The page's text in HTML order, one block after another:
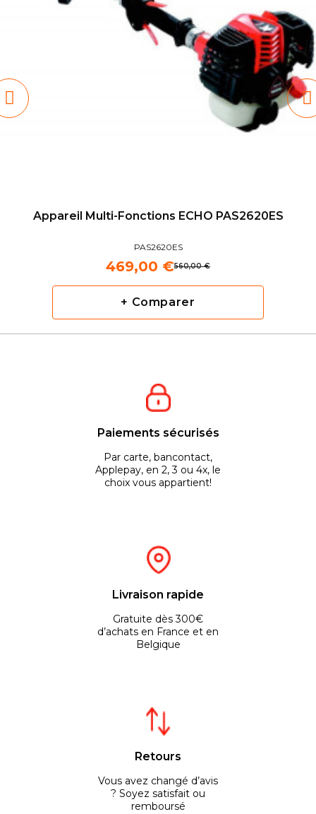
Appareil Multi-Fonctions ECHO PAS2620ES
PAS2620ES
560,00 €
469,00 €
+ Comparer
Paiements sécurisés
Par carte, bancontact,
Applepay, en 2, 3 ou 4x, le
choix vous appartient!
Livraison rapide
Gratuite dès 300€
d’achats en France et en
Belgique
Retours
Vous avez changé d’avis
? Soyez satisfait ou
remboursé